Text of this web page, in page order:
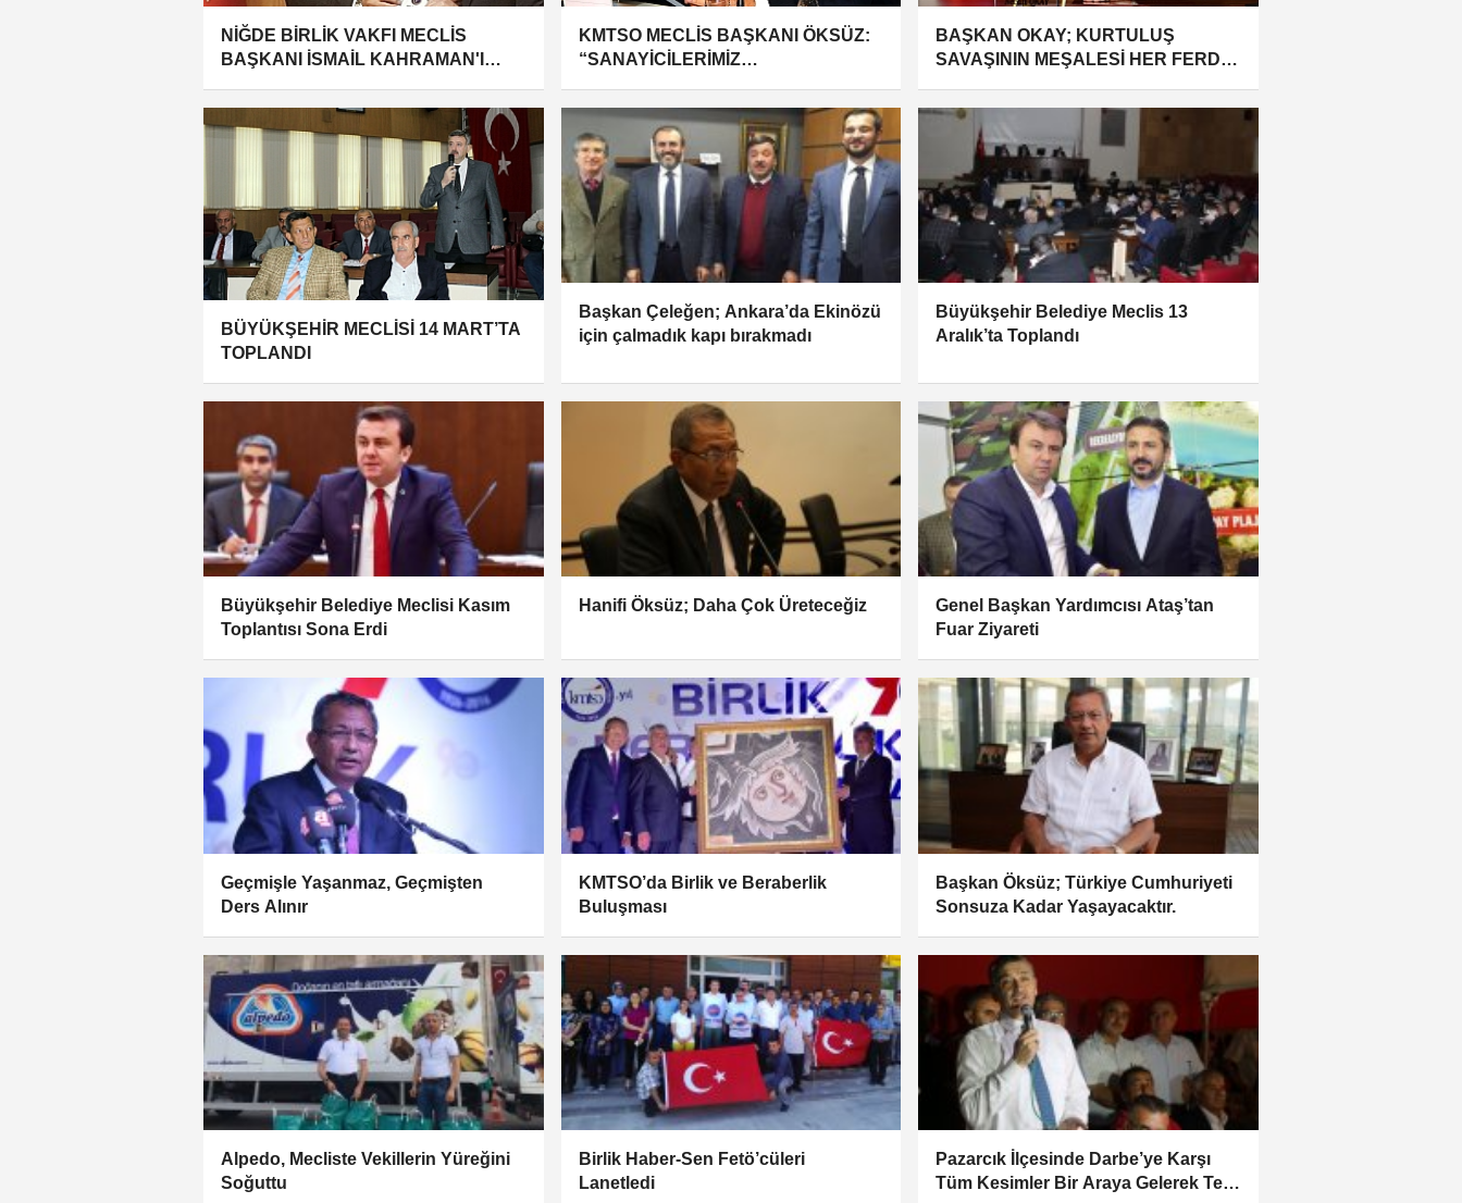
NİĞDE BİRLİK VAKFI MECLİS
BAŞKANI İSMAİL KAHRAMAN'I
KMTSO MECLİS BAŞKANI ÖKSÜZ:
“SANAYİCİLERİMİZ
BAŞKAN OKAY; KURTULUŞ
SAVAŞININ MEŞALESİ HER FERDİ
MARAŞ'IMIZDAN YAKILMIŞTIR
BÜYÜKŞEHİR MECLİSİ 14 MART’TA
TOPLANDI
Başkan Çeleğen; Ankara’da Ekinözü
için çalmadık kapı bırakmadı
Büyükşehir Belediye Meclis 13
Aralık’ta Toplandı
Büyükşehir Belediye Meclisi Kasım
Toplantısı Sona Erdi
Hanifi Öksüz; Daha Çok Üreteceğiz
Genel Başkan Yardımcısı Ataş’tan
Fuar Ziyareti
Geçmişle Yaşanmaz, Geçmişten
Ders Alınır
KMTSO’da Birlik ve Beraberlik
Buluşması
Başkan Öksüz; Türkiye Cumhuriyeti
Sonsuza Kadar Yaşayacaktır.
Alpedo, Mecliste Vekillerin Yüreğini
Soğuttu
Birlik Haber-Sen Fetö’cüleri
Lanetledi
Pazarcık İlçesinde Darbe’ye Karşı
Tüm Kesimler Bir Araya Gelerek Tek